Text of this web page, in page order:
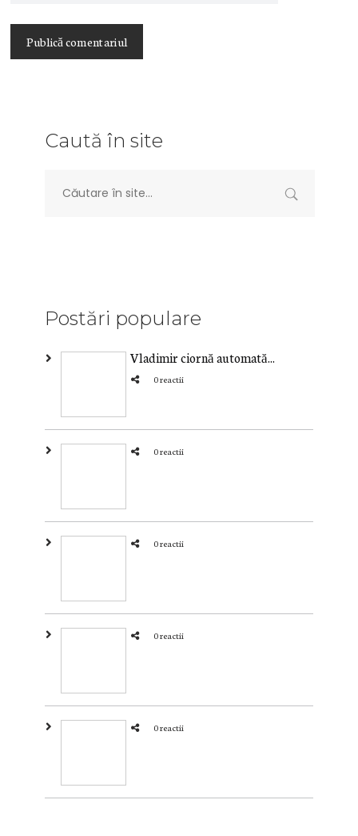
Caută în site
Postări populare
Vladimir ciornă automată...
0 reactii
0 reactii
0 reactii
0 reactii
0 reactii